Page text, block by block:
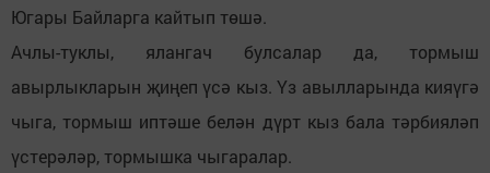
Югары Байларга кайтып төшә.
Ачлы-туклы, ялангач булсалар да, тормыш
авырлыкларын җиңеп үсә кыз. Үз авылларында кияүгә
чыга, тормыш иптәше белән дүрт кыз бала тәрбияләп
үстерәләр, тормышка чыгаралар.